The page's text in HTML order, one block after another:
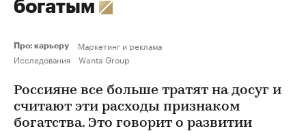
богатым
Про: карьеру
Маркетинг и реклама
Исследования
Wanta Group
Россияне все больше тратят на досуг и
считают эти расходы признаком
богатства. Это говорит о развитии